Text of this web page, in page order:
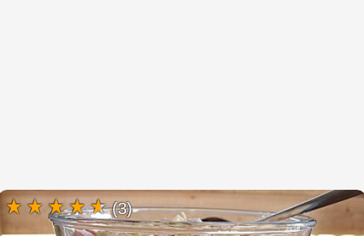
(3)